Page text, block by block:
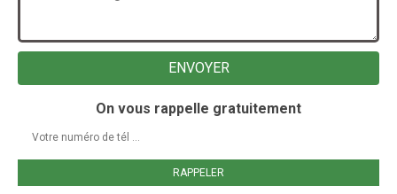
On vous rappelle gratuitement